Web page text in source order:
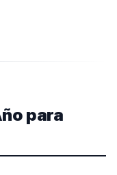
para